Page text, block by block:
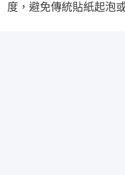
度，避免傳統貼紙起泡